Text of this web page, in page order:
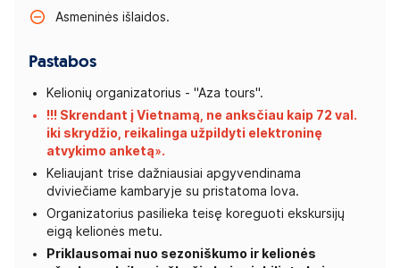
Asmeninės išlaidos.
Pastabos
Kelionių organizatorius - "Aza tours".
!!! Skrendant į Vietnamą, ne anksčiau kaip 72 val.
iki skrydžio, reikalinga užpildyti elektroninę
atvykimo anketą».
Keliaujant trise dažniausiai apgyvendinama
dviviečiame kambaryje su pristatoma lova.
Organizatorius pasilieka teisę koreguoti ekskursijų
eigą kelionės metu.
Priklausomai nuo sezoniškumo ir kelionės